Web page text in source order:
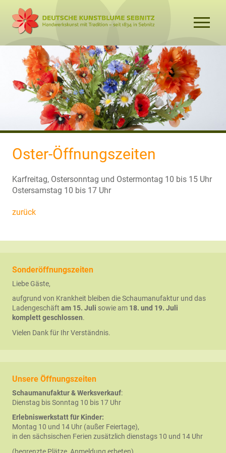
Oster-Öffnungszeiten
Karfreitag, Ostersonntag und Ostermontag 10 bis 15 Uhr
Ostersamstag 10 bis 17 Uhr
zurück
Sonderöffnungszeiten
Liebe Gäste,
aufgrund von Krankheit bleiben die Schaumanufaktur und das
Ladengeschäft am 15. Juli sowie am 18. und 19. Juli
komplettgeschlossen.
Vielen Dank für Ihr Verständnis.
Unsere Öffnungszeiten
Schaumanufaktur & Werksverkauf:
Dienstag bis Sonntag 10 bis 17 Uhr
Erlebniswerkstatt für Kinder:
Montag 10 und 14 Uhr (außer Feiertage),
in den sächsischen Ferien zusätzlich dienstags 10 und 14 Uhr
(begrenzte Plätze, Anmeldung erbeten)